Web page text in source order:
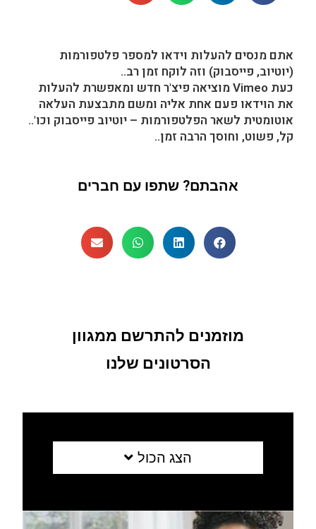
אתם מנסים להעלות וידאו למספר פלטפורמות
(יוטיוב, פייסבוק) וזה לוקח זמן רב..
כעת Vimeo מוציאה פיצ'ר חדש ומאפשרת להעלות
את הוידאו פעם אחת אליה ומשם מתבצעת העלאה
אוטומטית לשאר הפלטפורמות – יוטיוב פייסבוק וכו'..
קל, פשוט, וחוסך הרבה זמן..
אהבתם? שתפו עם חברים
מוזמנים להתרשם ממגוון
הסרטונים שלנו
הצג הכול